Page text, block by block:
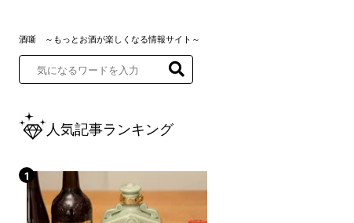
酒噺 ～もっとお酒が楽しくなる情報サイト～
人気記事ランキング